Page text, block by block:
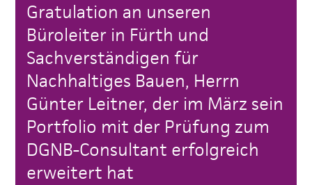
Gratulation an unseren
Büroleiter in Fürth und
Sachverständigen für
Nachhaltiges Bauen, Herrn
Günter Leitner, der im März sein
Portfolio mit der Prüfung zum
DGNB-Consultant erfolgreich
erweitert hat